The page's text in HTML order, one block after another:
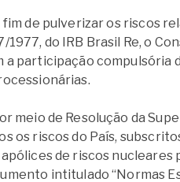
fim de pulverizar os riscos
1977, do IRB Brasil Re, o
a participação compulsória
meio de Resolução da
os riscos do País,
apólices de riscos nucleares
intitulado “Normas